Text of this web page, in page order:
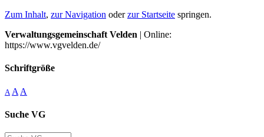
Zum Inhalt, zur Navigation oderzur Startseite springen.
Verwaltungsgemeinschaft Velden | Online:
https://www.vgvelden.de/
Schriftgröße
A A A
Suche VG